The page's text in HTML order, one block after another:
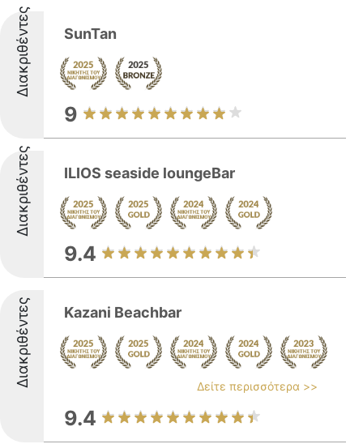
Διακριθέντες SunTan
9
Διακριθέντες ILIOS seaside loungeBar
9.4
Διακριθέντες Kazani Beachbar
Δείτε περισσότερα >>
9.4